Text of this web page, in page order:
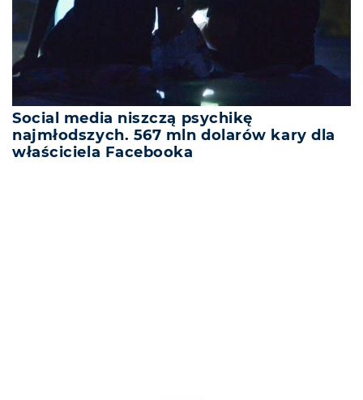
Social media niszczą psychikę
najmłodszych. 567 mln dolarów kary dla
właściciela Facebooka